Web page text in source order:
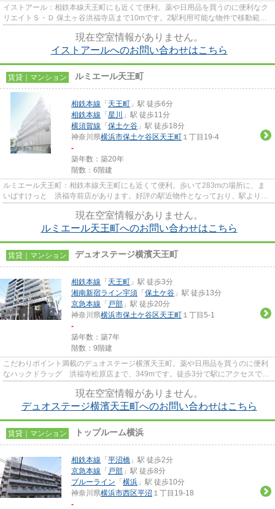
イストアール：相鉄本線天王町にも近くて便利。薬や日用品を買うのに便利なク
リエイトＳ・Ｄ 保土ヶ谷洪福寺店まで10mです。2駅利用可能な物件で移動範囲
現在空室情報がありません。
イストアールへのお問い合わせはこちら
賃貸｜マンション ルミエール天王町
相鉄本線 「 天王町 」駅 徒歩6分
相鉄本線 「 星川
」駅 徒歩11分
横須賀線 「 保土ケ谷 」駅 徒歩18分
神奈川県横浜市保土ケ谷区天王町 １丁目19-4
-
築年数：築20年
階数：6階建
ルミエール天王町：相鉄本線天王町にも近くて便利。歩いて283mの場所に、ま
いばすけっと 洪福寺前店があります。好評の駅近物件となっており、駅より徒
現在空室情報がありません。
ルミエール天王町へのお問い合わせはこちら
賃貸｜マンション デュオステージ横濱天王町
相鉄本線 「 天王町 」駅 徒歩3分
湘南新宿ライン宇須 「 保土ケ谷 」駅 徒歩13分
京急本線 「 戸部 」駅 徒歩20分
神奈川県横浜市保土ケ谷区天王町 １丁目5-1
-
築年数：築7年
階数：9階建
こだわりポイント満載のデュオステージ横濱天王町。薬や日用品を買うのに便利
なハックドラッグ 洪福寺松原店まで、349mです。徒歩3分で駅にアクセスでき
現在空室情報がありません。
デュオステージ横濱天王町へのお問い合わせはこちら
賃貸｜マンション トップルーム横浜
相鉄本線 「 平沼橋 」駅 徒歩2分
京急本線 「 戸部 」駅 徒歩8分
ブルーライン 「 横浜 」駅 徒歩10分
神奈川県横浜市西区平沼 １丁目19-18
-